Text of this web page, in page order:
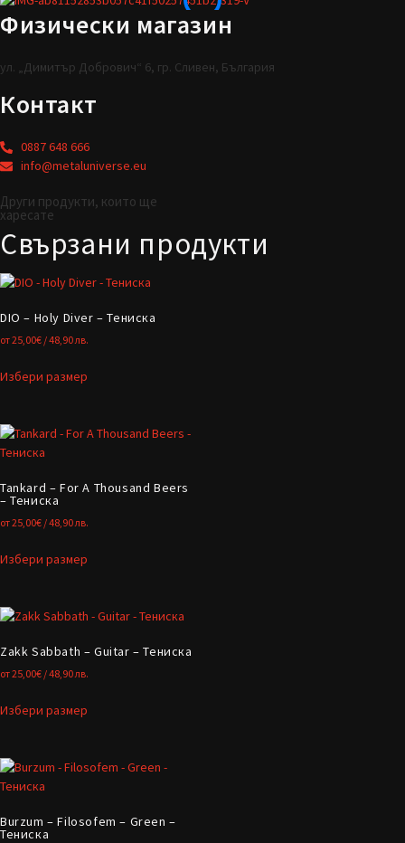
Физически магазин
ул. „Димитър Добрович“ 6, гр. Сливен, България
Контакт
0887 648 666
info@metaluniverse.eu
Други продукти, които ще
харесате
Свързани продукти
DIO – Holy Diver – Тениска
от25,00€ / 48,90 лв.
Избери размер
Tankard – For A Thousand Beers
– Тениска
от25,00€ / 48,90 лв.
Избери размер
Zakk Sabbath – Guitar – Тениска
от25,00€ / 48,90 лв.
Избери размер
Burzum – Filosofem – Green –
Тениска